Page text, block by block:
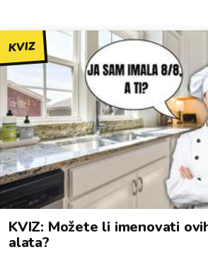
KVIZ
KVIZ: Možete li imenovati
alata?